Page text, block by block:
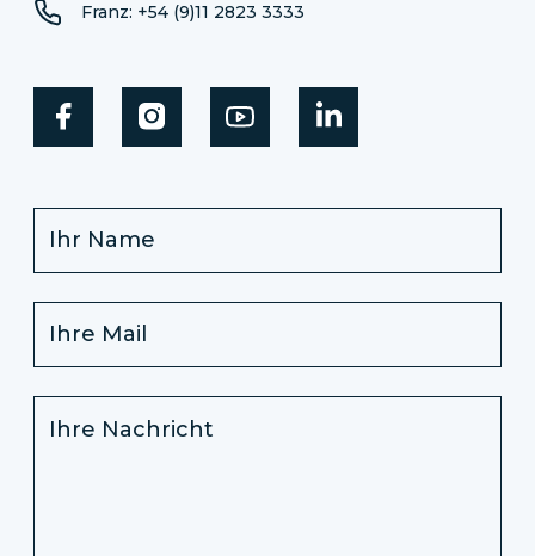
Franz: +54 (9)11 2823 3333